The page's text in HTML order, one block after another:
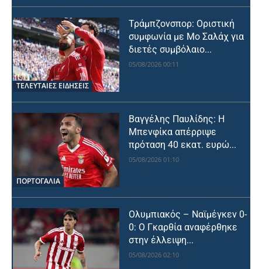
ΤΕΛΕΥΤΑΙΕΣ ΕΙΔΗΣΕΙΣ
Τράμπζονσπορ: Οριστική
συμφωνία με Μο Σαλάχ για
διετές συμβόλαιο...
05/08/2026 00:11
ΠΟΡΤΟΓΑΛΙΑ
Βαγγέλης Παυλίδης: Η
Μπενφίκα απέρριψε
πρόταση 40 εκατ. ευρώ...
05/08/2026 01:10
Ολυμπιακός – Ναϊμέγκεν 0-
0: Ο Γκαρθία αναφέρθηκε
στην έλλειψη...
05/08/2026 02:10